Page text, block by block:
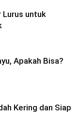
Lurus untuk
Apakah Bisa?
Kering dan Siap